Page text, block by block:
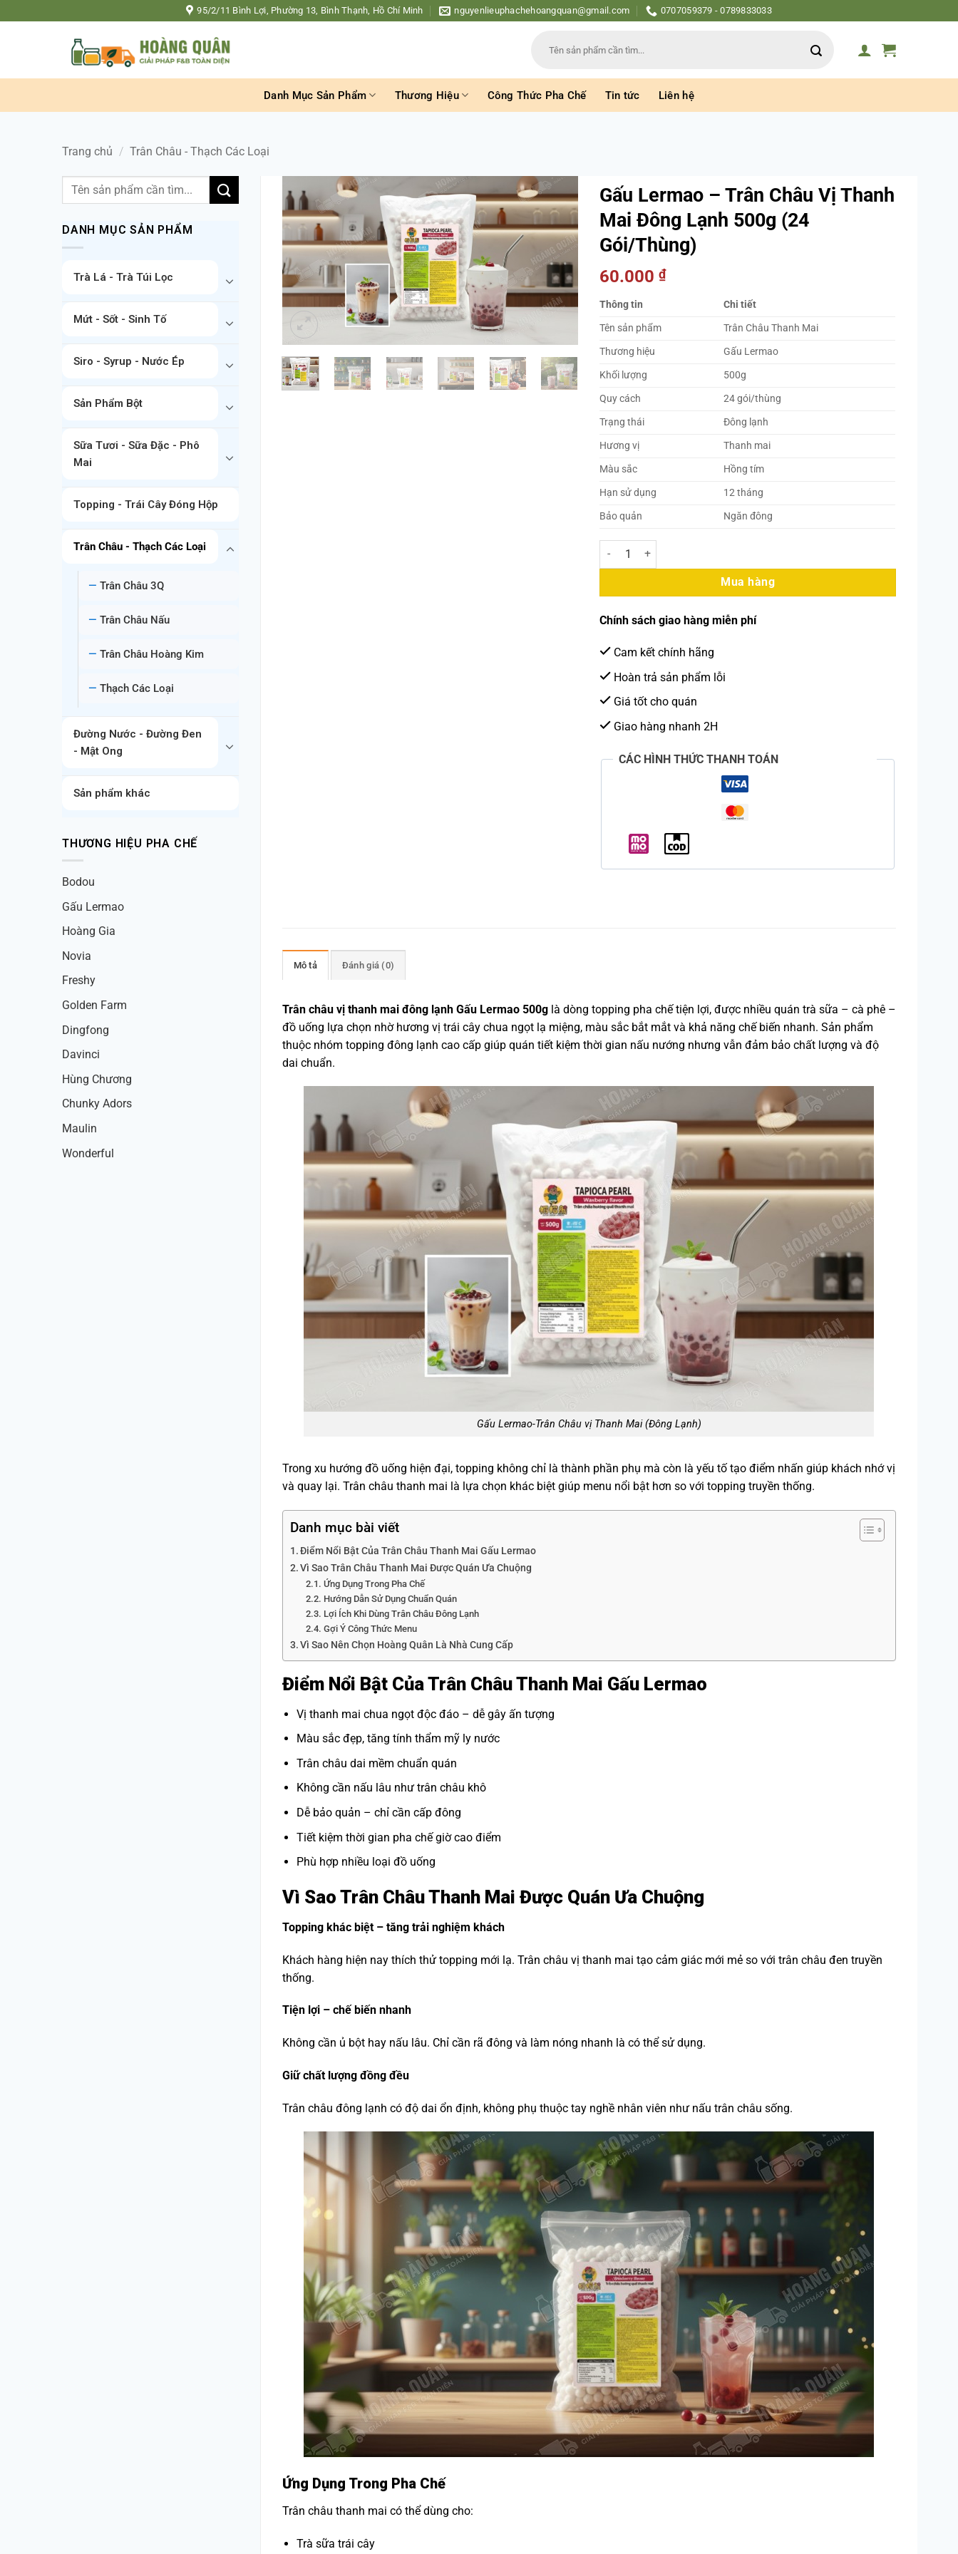
qua
95/2/11 Bình Lợi, Phường 13, Bình Thạnh, Hồ Chí Minh nguyenlieuphachehoangquan@gmail.com 0707059379 - 0789833033
kiếm:
Danh Mục Sản Phẩm Thương Hiệu Công Thức Pha Chế Tin tức Liên hệ
Trang chủ / Trân Châu - Thạch Các Loại
Tìm
DANH MỤC SẢN PHẨM
Trà Lá - Trà Túi Lọc
Mứt - Sốt - Sinh Tố
Siro - Syrup - Nước Ép
Sản Phẩm Bột
Sữa Tươi - Sữa Đặc - Phô
Mai
Topping - Trái Cây Đóng Hộp
Trân Châu - Thạch Các Loại
Trân Châu 3Q
Trân Châu Nấu
Trân Châu Hoàng Kim
Thạch Các Loại
Đường Nước - Đường Đen
- Mật Ong
Sản phẩm khác
THƯƠNG HIỆU PHA CHẾ
Bodou
Gấu Lermao
Hoàng Gia
Novia
Freshy
Golden Farm
Dingfong
Davinci
Hùng Chương
Chunky Adors
Maulin
Wonderful
Gấu Lermao – Trân Châu Vị Thanh
Mai Đông Lạnh 500g (24
Gói/Thùng)
60.000₫
Thông tin
Chi tiết
Tên sản phẩm
Trân Châu Thanh Mai
Thương hiệu
Gấu Lermao
Khối lượng
500g
Quy cách
24 gói/thùng
Trạng thái
Đông lạnh
Hương vị
Thanh mai
Màu sắc
Hồng tím
Hạn sử dụng
12 tháng
Bảo quản
Ngăn đông
Gấu Lermao – Trân Châu Vị Thanh Mai Đông Lạnh 500g (24 Gói/Thùng) số
Mua hàng
Chính sách giao hàng miễn phí
Cam kết chính hãng
Hoàn trả sản phẩm lỗi
Giá tốt cho quán
Giao hàng nhanh 2H
CÁC HÌNH THỨC THANH TOÁN
Mô tả Đánh giá (0)
Trân châu vị thanh mai đông lạnh Gấu Lermao 500glà dòng topping pha chế tiện lợi, được nhiều quán trà sữa – cà phê –
đồ uống lựa chọn nhờ hương vị trái cây chua ngọt lạ miệng, màu sắc bắt mắt và khả năng chế biến nhanh. Sản phẩm
thuộc nhóm topping đông lạnh cao cấp giúp quán tiết kiệm thời gian nấu nướng nhưng vẫn đảm bảo chất lượng và độ
dai chuẩn.
Gấu Lermao-Trân Châu vị Thanh Mai (Đông Lạnh)
Trong xu hướng đồ uống hiện đại, topping không chỉ là thành phần phụ mà còn là yếu tố tạo điểm nhấn giúp khách nhớ vị
và quay lại. Trân châu thanh mai là lựa chọn khác biệt giúp menu nổi bật hơn so với topping truyền thống.
Danh mục bài viết
Điểm Nổi Bật Của Trân Châu Thanh Mai Gấu Lermao
Vì Sao Trân Châu Thanh Mai Được Quán Ưa Chuộng
Ứng Dụng Trong Pha Chế
Hướng Dẫn Sử Dụng Chuẩn Quán
Lợi Ích Khi Dùng Trân Châu Đông Lạnh
Gợi Ý Công Thức Menu
Vì Sao Nên Chọn Hoàng Quân Là Nhà Cung Cấp
Điểm Nổi Bật Của Trân Châu Thanh Mai Gấu Lermao
Vị thanh mai chua ngọt độc đáo – dễ gây ấn tượng
Màu sắc đẹp, tăng tính thẩm mỹ ly nước
Trân châu dai mềm chuẩn quán
Không cần nấu lâu như trân châu khô
Dễ bảo quản – chỉ cần cấp đông
Tiết kiệm thời gian pha chế giờ cao điểm
Phù hợp nhiều loại đồ uống
Vì Sao Trân Châu Thanh Mai Được Quán Ưa Chuộng
Topping khác biệt – tăng trải nghiệm khách
Khách hàng hiện nay thích thử topping mới lạ. Trân châu vị thanh mai tạo cảm giác mới mẻ so với trân châu đen truyền
thống.
Tiện lợi – chế biến nhanh
Không cần ủ bột hay nấu lâu. Chỉ cần rã đông và làm nóng nhanh là có thể sử dụng.
Giữ chất lượng đồng đều
Trân châu đông lạnh có độ dai ổn định, không phụ thuộc tay nghề nhân viên như nấu trân châu sống.
Ứng Dụng Trong Pha Chế
Trân châu thanh mai có thể dùng cho:
Trà sữa trái cây